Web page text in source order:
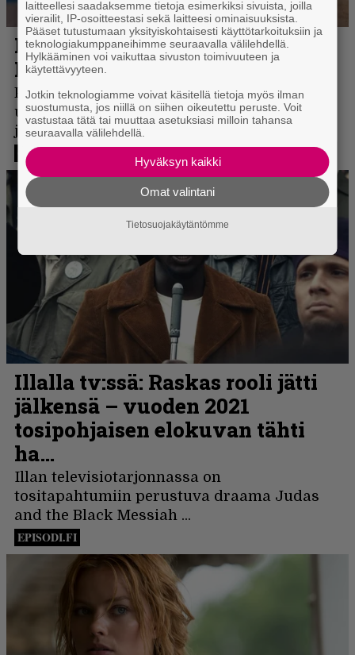
laitteellesi saadaksemme tietoja esimerkiksi sivuista, joilla
vierailit, IP-osoitteestasi sekä laitteesi ominaisuuksista.
Pääset tutustumaan yksityiskohtaisesti käyttötarkoituksiin ja
teknologiakumppaneihimme seuraavalla välilehdellä.
Hylkääminen voi vaikuttaa sivuston toimivuuteen ja
käytettävyyteen.
Jotkin teknologiamme voivat käsitellä tietoja myös ilman
suostumusta, jos niillä on siihen oikeutettu peruste. Voit
vastustaa tätä tai muuttaa asetuksiasi milloin tahansa
seuraavalla välilehdellä.
Hyväksyn kaikki
Omat valintani
Tietosuojakäytäntömme